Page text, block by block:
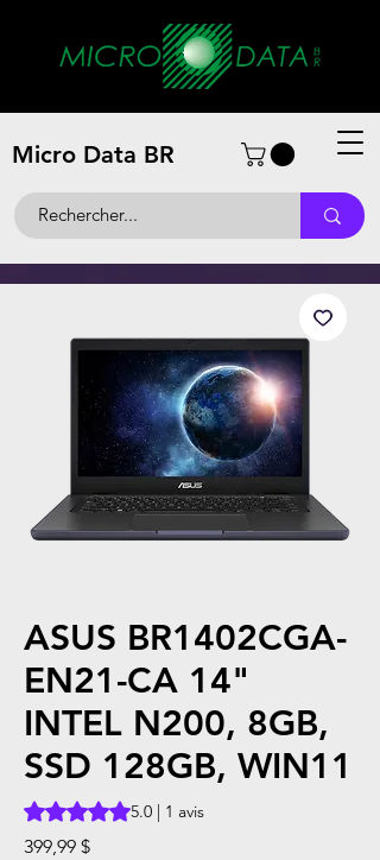
Micro Data BR
ASUS BR1402CGA-
EN21-CA 14"
INTEL N200, 8GB,
SSD 128GB, WIN11
La note est de 5.0 sur cinq étoiles selon 1
5.0 | 1 avis
399,99 $Prix